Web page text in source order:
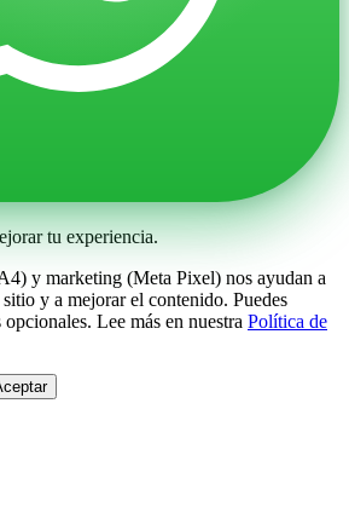
tu experiencia.
y marketing (Meta Pixel) nos ayudan a
y a mejorar el contenido. Puedes
Lee más en nuestra Política de